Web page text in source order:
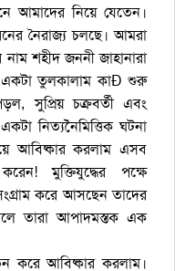
আমাদের নিয়ে যেতেন।
নৈরাজ্য চলছে। আমরা
নাম শহীদ জননী জাহানারা
একটা তুলকালাম কাÐ শুরু
সুপ্রিয় চক্রবর্তী এবং
নিত্যনৈমিত্তিক ঘটনা
আবিষ্কার করলাম এসব
মুক্তিযুদ্ধের পক্ষে
সংগ্রাম করে আসছেন তাদের
তারা আপাদমস্তক এক
করে আবিষ্কার করলাম।